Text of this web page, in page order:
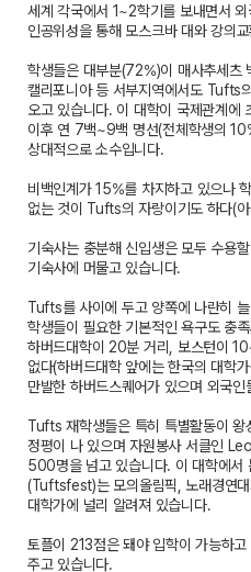
세계 각국에서 1~2학기를 보내면서
인공위성을 통해 모스크바 대와 강의
학생들은 대부분(72%)이 매사추세츠
캘리포니아 등 서부지역에서도 Tufts
오고 있습니다. 이 대학이 국제관계에
이후 연 7백~9백 명선(전체학생의
상대적으로 소수입니다.
비백인계가 15%를 차지하고 있으나
없는 것이 Tufts의 자랑이기도 하다(
기숙사는 충분해 신입생은 모두 수용
기숙사에 머물고 있습니다.
Tufts를 사이에 두고 양쪽에 나란히
학생들이 필요한 기본적인 욕구도 충
하버드대학이 20분 거리, 보스턴이 10
없다(하버드대학 앞에는 한국의 대학
만발한 하버드스퀘어가 있으며 외국인
Tufts 재학생들은 특히 특별활동이 왕
정평이 나 있으며 자원봉사 서클인
500명을 넘고 있습니다. 이 대학에서
(Tuftsfest)는 모의올림픽, 노래경연
대학가에 널리 알려져 있습니다.
토플이 213점은 돼야 입학이 가능하
주고 있습니다.